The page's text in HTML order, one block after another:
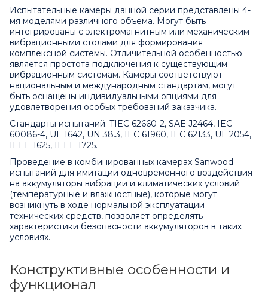
Испытательные камеры данной серии представлены 4-
мя моделями различного объема. Могут быть
интегрированы с электромагнитным или механическим
вибрационными столами для формирования
комплексной системы. Отличительной особенностью
является простота подключения к существующим
вибрационным системам. Камеры соответствуют
национальным и международным стандартам, могут
быть оснащены индивидуальными опциями для
удовлетворения особых требований заказчика.
Стандарты испытаний: TIEC 62660-2, SAE J2464, IEC
60086-4, UL 1642, UN 38.3, IEC 61960, IEC 62133, UL 2054,
IEEE 1625, IEEE 1725.
Проведение в комбинированных камерах Sanwood
испытаний для имитации одновременного воздействия
на аккумуляторы вибрации и климатических условий
(температурные и влажностные), которые могут
возникнуть в ходе нормальной эксплуатации
технических средств, позволяет определять
характеристики безопасности аккумуляторов в таких
условиях.
Конструктивные особенности и
функционал